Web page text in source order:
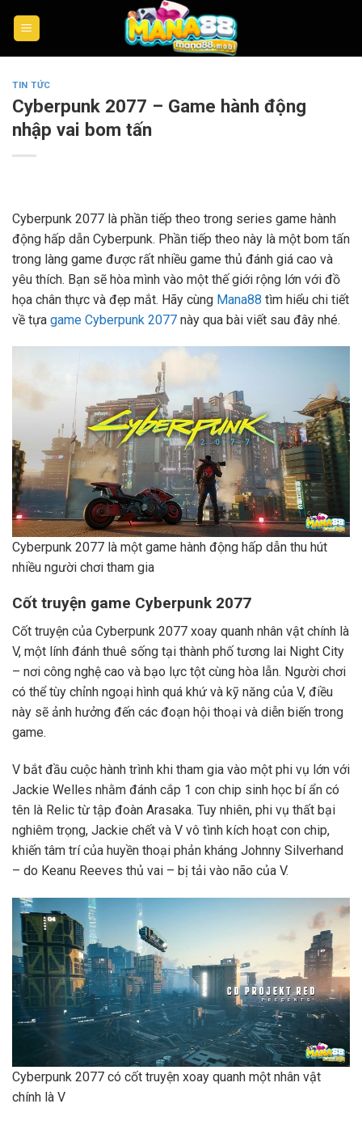
TIN TỨC
Cyberpunk 2077 – Game hành động
nhập vai bom tấn
Cyberpunk 2077 là phần tiếp theo trong series game hành
động hấp dẫn Cyberpunk. Phần tiếp theo này là một bom tấn
trong làng game được rất nhiều game thủ đánh giá cao và
yêu thích. Bạn sẽ hòa mình vào một thế giới rộng lớn với đồ
họa chân thực và đẹp mắt. Hãy cùng Mana88 tìm hiểu chi tiết
về tựa game Cyberpunk 2077 này qua bài viết sau đây nhé.
Cyberpunk 2077 là một game hành động hấp dẫn thu hút
nhiều người chơi tham gia
Cốt truyện game Cyberpunk 2077
Cốt truyện của Cyberpunk 2077 xoay quanh nhân vật chính là
V, một lính đánh thuê sống tại thành phố tương lai Night City
– nơi công nghệ cao và bạo lực tột cùng hòa lẫn. Người chơi
có thể tùy chỉnh ngoại hình quá khứ và kỹ năng của V, điều
này sẽ ảnh hưởng đến các đoạn hội thoại và diễn biến trong
game.
V bắt đầu cuộc hành trình khi tham gia vào một phi vụ lớn với
Jackie Welles nhằm đánh cắp 1 con chip sinh học bí ẩn có
tên là Relic từ tập đoàn Arasaka. Tuy nhiên, phi vụ thất bại
nghiêm trọng, Jackie chết và V vô tình kích hoạt con chip,
khiến tâm trí của huyền thoại phản kháng Johnny Silverhand
– do Keanu Reeves thủ vai – bị tải vào não của V.
Cyberpunk 2077 có cốt truyện xoay quanh một nhân vật
chính là V